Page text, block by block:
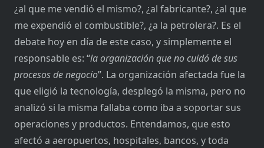
¿al que me vendió el mismo?, ¿al fabricante?, ¿al que
me expendió el combustible?, ¿a la petrolera?. Es el
debate hoy en día de este caso, y simplemente el
responsable es: “la organización que no cuidó de sus
procesos de negocio”. La organización afectada fue la
que eligió la tecnología, desplegó la misma, pero no
analizó si la misma fallaba como iba a soportar sus
operaciones y productos. Entendamos, que esto
afectó a aeropuertos, hospitales, bancos, y toda